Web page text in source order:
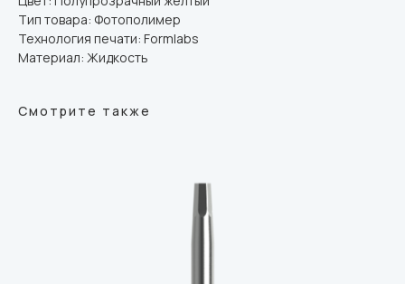
Тип товара: Фотополимер
Технология печати: Formlabs
Материал: Жидкость
Смотрите также